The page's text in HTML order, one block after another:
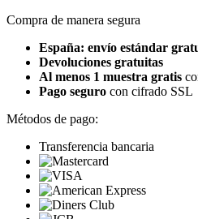
Compra de manera segura
España: envío estándar
Devoluciones gratuitas
Al menos 1 muestra gratis
Pago seguro con cifrado SSL
Métodos de pago:
Transferencia bancaria